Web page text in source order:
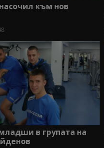
към нов
в групата на